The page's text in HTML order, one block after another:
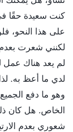
كنت سعيدة حقًا
على هذا النحو،
لكنني شعرت بعدم
لم يعد هناك عمل
لدي ما أعظ به.
وهو ما دفع
الخاص. هل كان
شعوري بعدم